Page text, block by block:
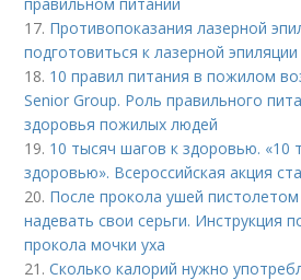
17. Противопоказания лазерной
подготовиться к лазерной
18. 10 правил питания в пожилом
Senior Group. Роль правильного
здоровья пожилых людей
19. 10 тысяч шагов к здоровью. «10
здоровью». Всероссийская акция
20. После прокола ушей
надевать свои серьги. Инструкция
прокола мочки уха
21.Сколько калорий нужно